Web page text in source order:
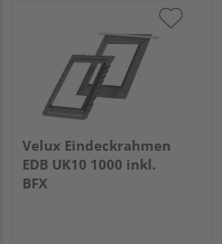
Velux Eindeckrahmen
EDB UK10 1000 inkl.
BFX